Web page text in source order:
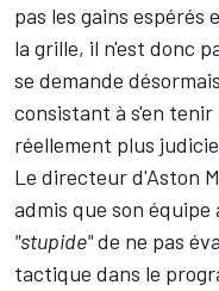
pas les gains espérés
la grille, il n'est donc
se demande
consistant à s'en tenir
réellement plus
Le directeur d'Aston
admis que son
"stupide"de ne pas
tactique dans le